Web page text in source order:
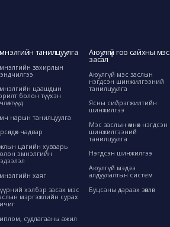
танилцуулга
захирлын
цаашдын
болон түүхэн
нарын танилцуулга
чадвар
цагийн хуваарь
эмнэлгийн
хаяг
хэлбэр засах мэс
мэргэжлийн сурах
судлагааны ажил
Аюулгүй гоо сайхны мэс
засал
Аюулгүй мэс заслын
нэгдсэн шинжилгээний
танилцуулга
Ясны сийрэгжилтийн
шинжилгээ
Мэс заслын өмнөх нэгдсэн
шинжилгээний
танилцуулга
Нэгдсэн шинжилгээ
Аюулгүй мэдээ
алдуулалтын систем
Буцсаны дараах зөвлөгөө